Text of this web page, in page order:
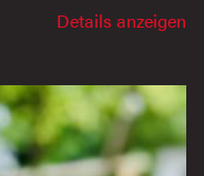
Details anzeigen